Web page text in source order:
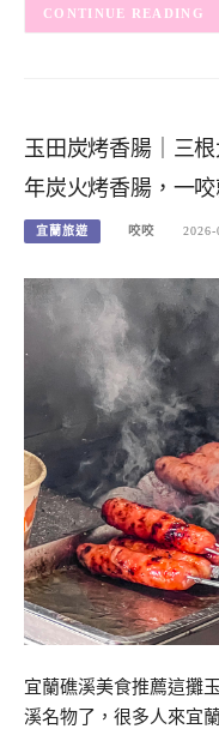
CONTINUE READING
玉田炭烤香腸｜三
年炭火烤香腸，一
宜蘭旅遊 咬咬 2026-
宜蘭礁溪美食推薦這攤
溪名物了，很多人來宜